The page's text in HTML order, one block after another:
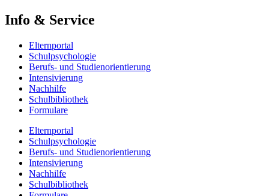
Info & Service
Elternportal
Schulpsychologie
Berufs- und Studienorientierung
Intensivierung
Nachhilfe
Schulbibliothek
Formulare
Elternportal
Schulpsychologie
Berufs- und Studienorientierung
Intensivierung
Nachhilfe
Schulbibliothek